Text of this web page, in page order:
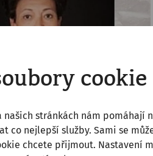
cookie
našich stránkách nám pomáhají
co nejlepší služby. Sami se
chcete přijmout. Nastavení
Board